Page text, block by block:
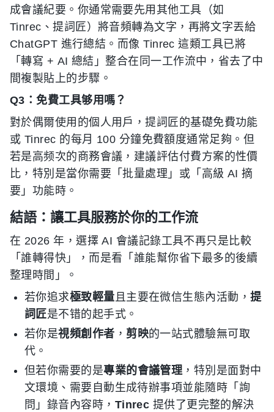
成會議紀要。你通常需要先用其他工具（如
Tinrec、提詞匠）將音頻轉為文字，再將文字丟給
ChatGPT 進行總結。而像 Tinrec 這類工具已將
「轉寫 + AI 總結」整合在同一工作流中，省去了中
間複製貼上的步驟。
Q3：免費工具够用嗎？
對於偶爾使用的個人用戶，提詞匠的基礎免費功能
或 Tinrec 的每月 100 分鐘免費額度通常足夠。但
若是高频次的商務會議，建議評估付費方案的性價
比，特別是當你需要「批量處理」或「高級 AI 摘
要」功能時。
結語：讓工具服務於你的工作流
在 2026 年，選擇 AI 會議記錄工具不再只是比較
「誰轉得快」，而是看「誰能幫你省下最多的後續
整理時間」。
若你追求極致輕量且主要在微信生態內活動，提
詞匠是不错的起手式。
若你是視頻創作者 ， 剪映的一站式體驗無可取
代。
但若你需要的是專業的會議管理，特別是面對中
文環境、需要自動生成待辦事項並能隨時「詢
問」錄音內容時， Tinrec 提供了更完整的解決